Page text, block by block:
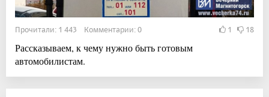
Прочитали: 1 443 Комментарии: 0 1 18
Рассказываем, к чему нужно быть готовым
автомобилистам.